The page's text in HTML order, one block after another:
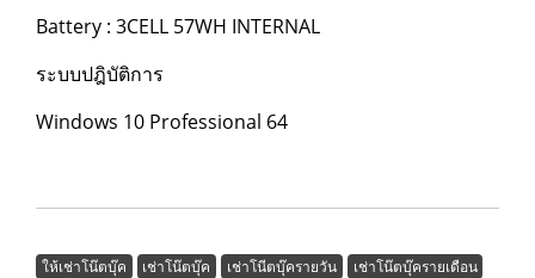
Battery : 3CELL 57WH INTERNAL
ระบบปฎิบัติการ
Windows 10 Professional 64
ให้เช่าโน๊ตบุ๊ค เช่าโน๊ตบุ๊ค เช่าโนีตบุ๊ครายวัน
เช่าโน๊ตบุ๊ครายเดือน